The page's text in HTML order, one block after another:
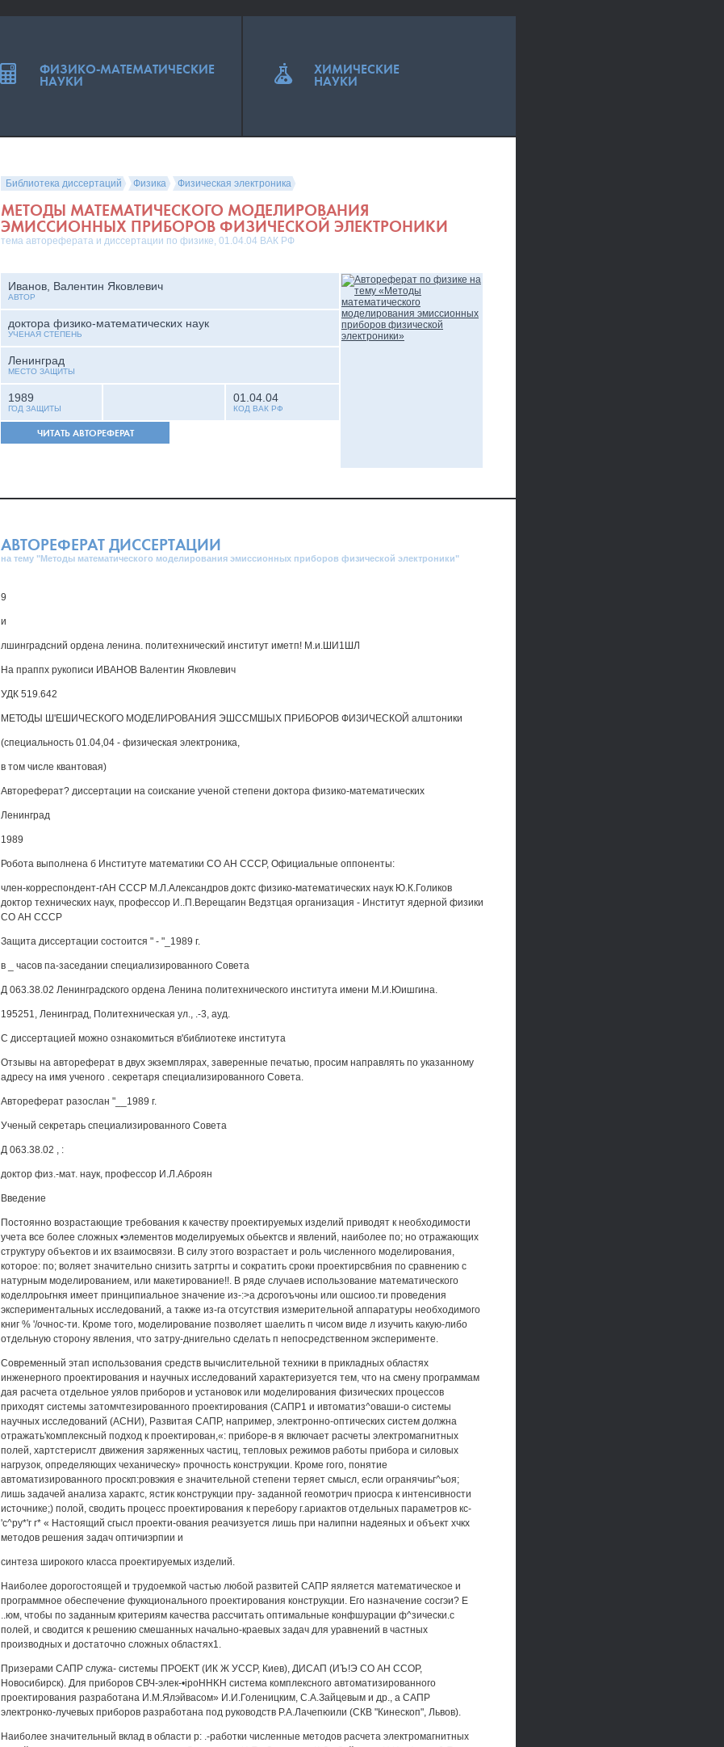
Библиотека диссертаций Физика Физическая электроника
МЕТОДЫ МАТЕМАТИЧЕСКОГО МОДЕЛИРОВАНИЯ
ЭМИССИОННЫХ ПРИБОРОВ ФИЗИЧЕСКОЙ ЭЛЕКТРОНИКИ
тема автореферата и диссертации по физике, 01.04.04 ВАК РФ
Иванов, Валентин Яковлевич
АВТОР
доктора физико-математических наук
УЧЕНАЯ СТЕПЕНЬ
Ленинград
МЕСТО ЗАЩИТЫ
1989
ГОД ЗАЩИТЫ
01.04.04
КОД ВАК РФ
ЧИТАТЬ АВТОРЕФЕРАТ
АВТОРЕФЕРАТ ДИССЕРТАЦИИ
на тему "Методы математического моделирования эмиссионных приборов физической электроники"
9
и
лшинградсний ордена ленина. политехнический институт иметп! М.и.ШИ1ШЛ
На праппх рукописи ИВАНОВ Валентин Яковлевич
УДК 519.642
МЕТОДЫ Ш'ЕШИЧЕСКОГО МОДЕЛИРОВАНИЯ ЭШССМШЫХ ПРИБОРОВ ФИЗИЧЕСКОЙ алштоники
(специальность 01.04,04 - физическая электроника,
в том числе квантовая)
Автореферат? диссертации на соискание ученой степени доктора физико-математических
Ленинград
1989
Робота выполнена б Институте математики СО АН СССР, Официальные оппоненты:
член-корреспондент-гАН СССР М.Л.Александров доктс физико-математических наук Ю.К.Голиков
доктор технических наук, профессор И..П.Верещагин Ведзтцая организация - Институт ядерной физики
СО АН СССР
Защита диссертации состоится " - "_1989 г.
в _ часов па-заседании специализированного Совета
Д 063.38.02 Ленинградского ордена Ленина политехнического института имени М.И.Юишгина.
195251, Ленинград, Политехническая ул., .-3, ауд.
С диссертацией можно ознакомиться в'библиотеке института
Отзывы на автореферат в двух экземплярах, заверенные печатью, просим направлять по указанному
адресу на имя ученого . секретаря специализированного Совета.
Автореферат разослан "__1989 г.
Ученый секретарь специализированного Совета
Д 063.38.02 , :
доктор физ.-мат. наук, профессор И.Л.Аброян
Введение
Постоянно возрастающие требования к качеству проектируемых изделий приводят к необходимости
учета все более сложных •элементов моделируемых обьектсв и явлений, наиболее по; но отражающих
структуру объектов и их взаимосвязи. В силу этого возрастает и роль численного моделирования,
которое: по; воляет значительно снизить затргты и сократить сроки проектирсвбния по сравнению с
натурным моделированием, или макетирование!!. В ряде случаев использование математического
коделлроьгнкя имеет принципиальное значение из-:>а дсрогоъчоны или ошсиоо.ти проведения
экспериментальных исследований, а также из-га отсутствия измерительной аппаратуры необходимого
книг % '/очнос-ти. Кроме того, моделирование позволяет шаелить п чисом виде л изучить какую-либо
отдельную сторону явления, что затру-днигельно сделать п непосредственном эксперименте.
Современный этап использования средств вычислительной техники в прикладных областях
инженерного проектирования и научных исследований характеризуется тем, что на смену программам
дая расчета отдельное уялов приборов и установок или моделирования физических процессов
приходят системы затомчтезированного проектирования (САПР1 и ивтоматиз^оваши-о системы
научных исследований (АСНИ), Развитая САПР, например, электронно-оптических систем должна
отражать'комплексный подход к проектирован,«: приборе-в я включает расчеты электромагнитных
полей, хартстерислт движения заряженных частиц, тепловых режимов работы прибора и силовых
нагрузок, определяющих чеханическу» прочность конструкции. Кроме гого, понятие
автоматизированного проскп:ровэкия е значительной степени теряет смысл, если огранячиьг^ьоя;
лишь задачей анализа характс, ястик конструкции пру- заданной геомотрич приосра к интенсивности
источнике;) полой, сводить процесс проектирования к перебору г.ариактов отдельных параметров кс-
'с^ру*'г г* « Настоящий сгысл проекти-ования реачизуется лишь при налипни надеяных и объект хчкх
методов решения задач оптичиэрпии и
синтеза широкого класса проектируемых изделий.
Наиболее дорогостоящей и трудоемкой частью любой развитей САПР яяляется математическое и
программное обеспечение фуккционального проектирования конструкции. Его назначение сосгэи? Е
..юм, чтобы по заданным критериям качества рассчитать оптимальные конфшурации ф^зически.с
полей, и сводится к решению смешанных начально-краевых задач для уравнений в частных
производных и достаточно сложных областях1.
Призерами САПР служа- системы ПРОЕКТ (ИК Ж УССР, Киев), ДИСАП (ИЪ!Э СО АН ССОР,
Новосибирск). Для приборов СВЧ-элек-•ipoHHKH система комплексного автоматизированного
проектирования разработана И.М.Ялэйвасом» И.И.Голеницким, С.А.Зайцевым и др., а САПР
электронко-лучевых приборов разработана под руководств Р.А.Лачепюили (СКВ "Кинескоп", Львов).
Наиболее значительный вклад в области р: .-работки численные методов расчета электромагнитных
ФИЗИКО-МАТЕМАТИЧЕСКИЕ
НАУКИ
ХИМИЧЕСКИЕ
НАУКИ